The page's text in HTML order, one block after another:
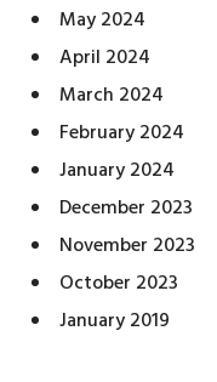
May 2024
April 2024
March 2024
February 2024
January 2024
December 2023
November 2023
October 2023
January 2019